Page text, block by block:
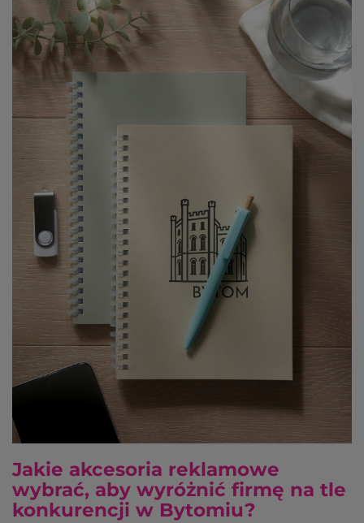
Jakie akcesoria reklamowe
wybrać, aby wyróżnić firmę na tle
konkurencji w Bytomiu?